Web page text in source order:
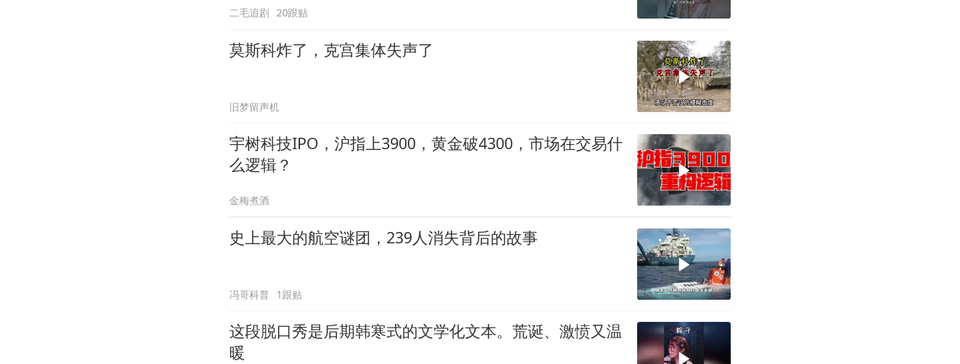
二毛追剧 20跟贴
莫斯科炸了，克宫集体失声了
旧梦留声机
宇树科技IPO，沪指上3900，黄金破4300，市场在交易什
么逻辑？
金梅煮酒
史上最大的航空谜团，239人消失背后的故事
冯哥科普 1跟贴
这段脱口秀是后期韩寒式的文学化文本。荒诞、激愤又温
暖